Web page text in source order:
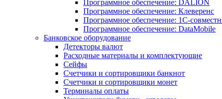
Программное обеспечение: DALION
Программное обеспечение: Клеверенс
Программное обеспечение: 1С-
Программное обеспечение: DataMobile
Банковское оборудование
Детекторы валют
Расходные материалы и комплектующие
Сейфы
Счетчики и сортировщики банкнот
Счетчики и сортировщики монет
Терминалы оплаты